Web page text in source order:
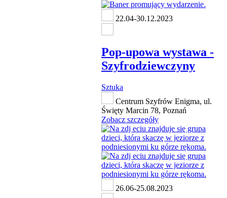
22.04-30.12.2023
Pop-upowa wystawa -
Szyfrodziewczyny
Sztuka
Centrum Szyfrów Enigma, ul.
Święty Marcin 78, Poznań
Zobacz szczegóły
26.06-25.08.2023